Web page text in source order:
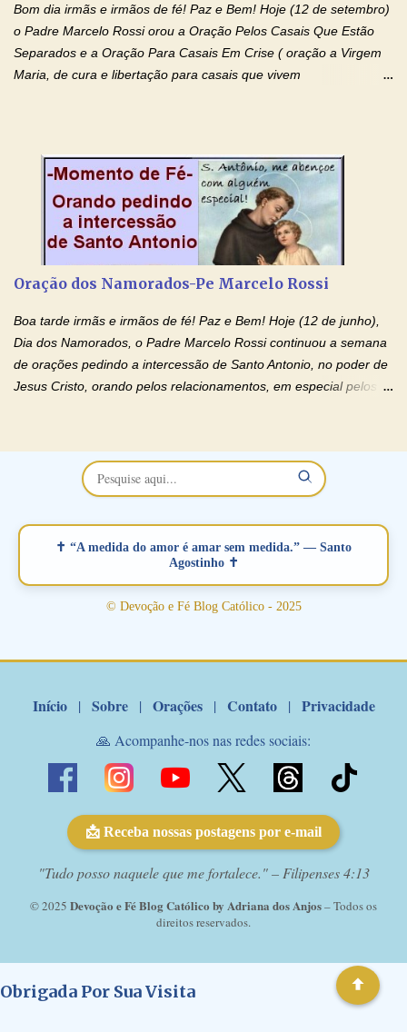
Bom dia irmãs e irmãos de fé! Paz e Bem! Hoje (12 de setembro)
o Padre Marcelo Rossi orou a Oração Pelos Casais Que Estão
Separados e a Oração Para Casais Em Crise ( oração a Virgem
Maria, de cura e libertação para casais que vivem
no programa de rádio Momento de Fé, pela cura dos
relacionamentos. Seu relacionamento está doente? Você está
sofrendo? Então ouça o Momento de Fé e entre nesta corrente
de orações abençoadas, d eixe o Amor Ágape de Jesus curar e
restaurar você e seu relacionamento. Adriana-Devoção e Fé
separados, devido ao envolvimento de outras pessoas no
relacionamento e que minaram, espiritualmente, a relação do
casal. Vamos orar (coloque o seu esposo ou esposa diante de
Deus). "Senhor Jesus, restaura os laços ...
Oração dos Namorados-Pe Marcelo Rossi
Boa tarde irmãs e irmãos de fé! Paz e Bem! Hoje (12 de junho),
Dia dos Namorados, o Padre Marcelo Rossi continuou a semana
de orações pedindo a intercessão de Santo Antonio, no poder de
Jesus Cristo, orando pelos relacionamentos, em especial pelos
maravilhosos cartões que coloquei aqui para vocês. Não perca
esta abençoada semana no Momento de Fé do Padre Marcelo,
vamos juntos formar esta forte corrente de orações. Você que
verdadeiro, ou que está com problemas no relacionamento
amoroso, creia na poderosa intercessão deste santo amigo:
Santo Antonio! Tenha fé, não desista, pois ele intercede por nós
junto a Jesus! Fique no Amor Ágape de Jesus e no Amor Materno
✝ “A medida do amor é amar sem medida.” — Santo
Agostinho ✝
© Devoção e Fé Blog Católico - 2025
Início | Sobre | Orações | Contato | Privacidade
🙏 Acompanhe-nos nas redes sociais:
📩 Receba nossas postagens por e-mail
"Tudo posso naquele que me fortalece." – Filipenses 4:13
© 2025 Devoção e Fé Blog Católico by Adriana dos Anjos– Todos os
direitos reservados.
Obrigada Por Sua Visita